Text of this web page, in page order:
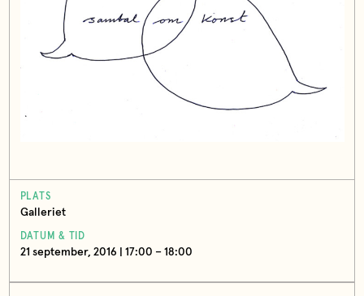
PLATS
Galleriet
DATUM & TID
21 september, 2016 | 17:00 – 18:00